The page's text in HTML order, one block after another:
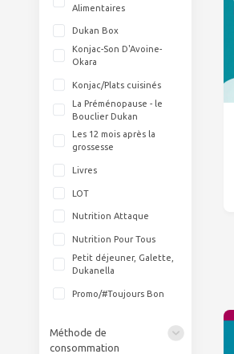
Alimentaires
Dukan Box
Konjac-Son D'Avoine-
Okara
Konjac/Plats cuisinés
La Préménopause - le
Bouclier Dukan
Les 12 mois après la
grossesse
Livres
LOT
Nutrition Attaque
Nutrition Pour Tous
Petit déjeuner, Galette,
Dukanella
Promo/#Toujours Bon
Méthode de
consommation